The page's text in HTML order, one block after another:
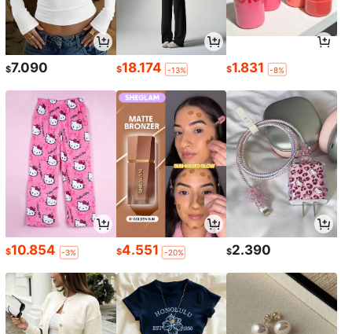
$7.090 $18.174 -13% $1.831 -8%
$10.854 -3% $4.551 -20% $2.390